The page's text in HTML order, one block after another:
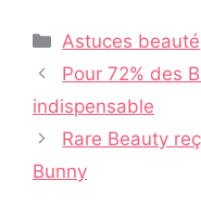
Catégories
Astuces beauté
Navigation
des
articles
Pour 72% des
indispensable
Rare Beauty
Bunny